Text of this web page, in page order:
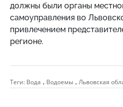
должны были органы
самоуправления во
привлечением
регионе.
Теги: Вода , Водоемы , Львовская